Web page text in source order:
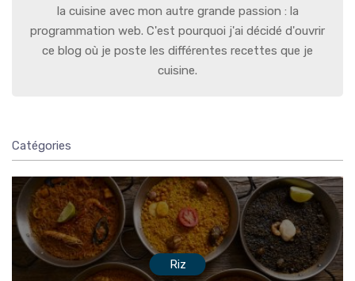
la cuisine avec mon autre grande passion : la
programmation web. C'est pourquoi j'ai décidé d'ouvrir
ce blog où je poste les différentes recettes que je
cuisine.
Catégories
Riz